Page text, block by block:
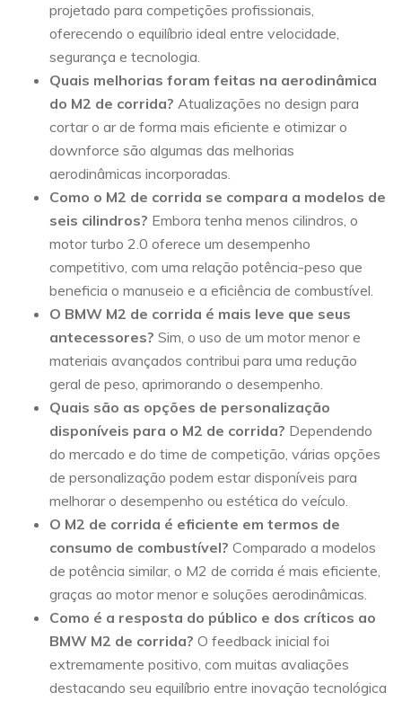
projetado para competições profissionais,
oferecendo o equilíbrio ideal entre velocidade,
segurança e tecnologia.
Quais melhorias foram feitas na aerodinâmica
do M2 de corrida? Atualizações no design para
cortar o ar de forma mais eficiente e otimizar o
downforce são algumas das melhorias
aerodinâmicas incorporadas.
Como o M2 de corrida se compara a modelos de
seis cilindros? Embora tenha menos cilindros, o
motor turbo 2.0 oferece um desempenho
competitivo, com uma relação potência-peso que
beneficia o manuseio e a eficiência de combustível.
O BMW M2 de corrida é mais leve que seus
antecessores? Sim, o uso de um motor menor e
materiais avançados contribui para uma redução
geral de peso, aprimorando o desempenho.
Quais são as opções de personalização
disponíveis para o M2 de corrida? Dependendo
do mercado e do time de competição, várias opções
de personalização podem estar disponíveis para
melhorar o desempenho ou estética do veículo.
O M2 de corrida é eficiente em termos de
consumo de combustível? Comparado a modelos
de potência similar, o M2 de corrida é mais eficiente,
graças ao motor menor e soluções aerodinâmicas.
Como é a resposta do público e dos críticos ao
BMW M2 de corrida? O feedback inicial foi
extremamente positivo, com muitas avaliações
destacando seu equilíbrio entre inovação tecnológica